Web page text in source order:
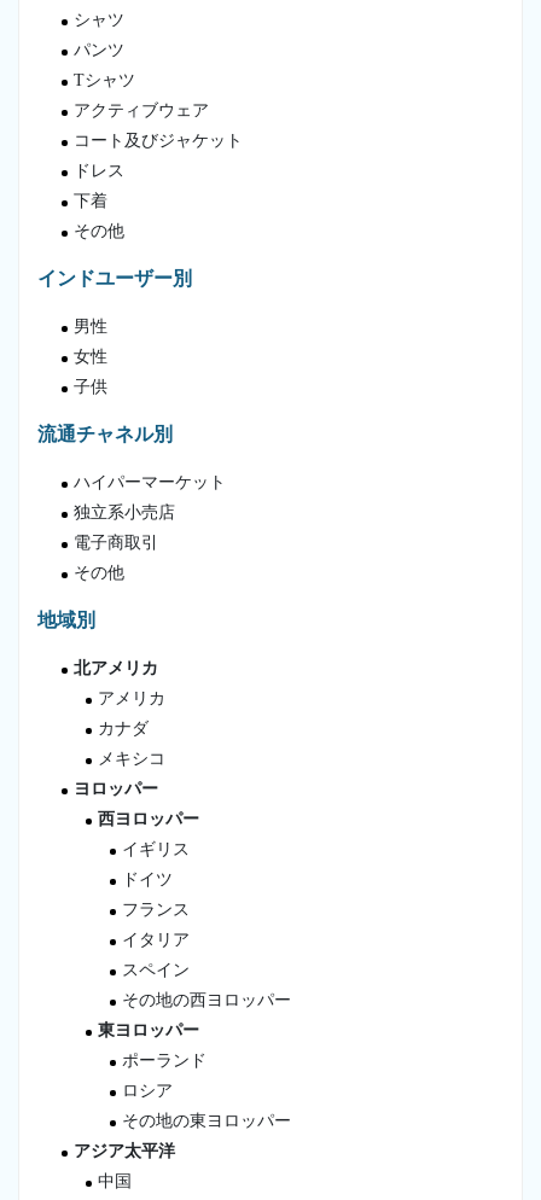
シャツ
パンツ
Tシャツ
アクティブウェア
コート及びジャケット
ドレス
下着
その他
インドユーザー別
男性
女性
子供
流通チャネル別
ハイパーマーケット
独立系小売店
電子商取引
その他
地域別
北アメリカ
アメリカ
カナダ
メキシコ
ヨロッパー
西ヨロッパー
イギリス
ドイツ
フランス
イタリア
スペイン
その地の西ヨロッパー
東ヨロッパー
ポーランド
ロシア
その地の東ヨロッパー
アジア太平洋
中国